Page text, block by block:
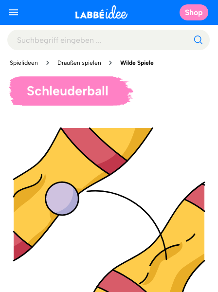
Shop
Spielideen Draußen spielen Wilde Spiele
Schleuderball